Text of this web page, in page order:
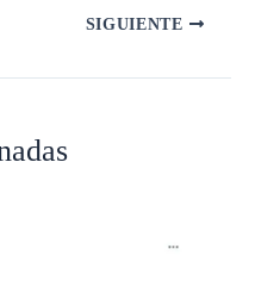
SIGUIENTE